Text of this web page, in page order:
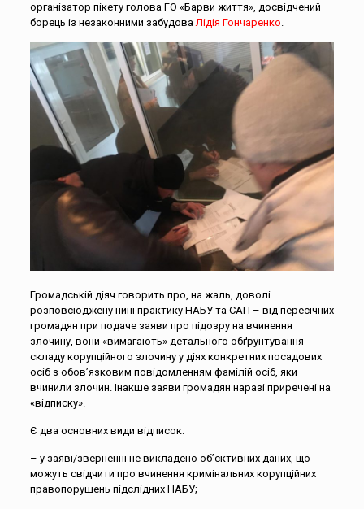
організатор пікету голова ГО «Барви життя», досвідчений
борець із незаконними забудоваЛідія Гончаренко.
Громадській діяч говорить про, на жаль, доволі
розповсюджену нині практику НАБУ та САП – від пересічних
громадян при подаче заяви про підозру на вчинення
злочину, вони «вимагають» детального обґрунтування
складу корупційного злочину у діях конкретних посадових
осіб з обов’язковим повідомленням фамілій осіб, яки
вчинили злочин. Інакше заяви громадян наразі приречені на
«відписку».
Є два основних види відписок:
– у заяві/зверненні не викладено об’єктивних даних, що
можуть свідчити про вчинення кримінальних корупційних
правопорушень підслідних НАБУ;